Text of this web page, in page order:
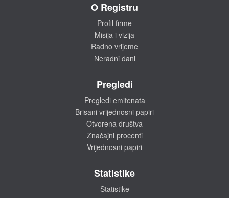
O Registru
Profil firme
Misija i vizija
Radno vrijeme
Neradni dani
Pregledi
Pregledi emitenata
Brisani vrijednosni papiri
Otvorena društva
Značajni procenti
Vrijednosni papiri
Statistike
Statistike